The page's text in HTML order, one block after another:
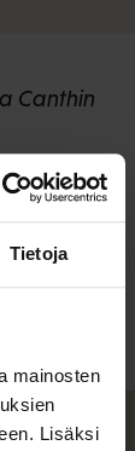
Tietoja
mainosten
Lisäksi
Canthin